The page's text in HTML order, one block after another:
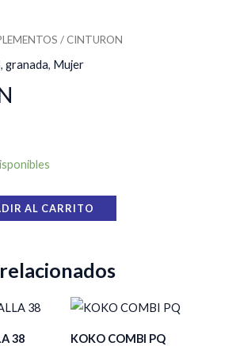
/ CINTURON
, granada, Mujer
AL CARRITO
38 KOKO COMBI PQ